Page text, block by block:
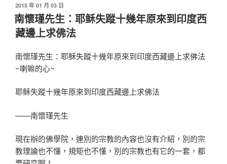
發
佈
於
2015 年 01 月 03 日
南懷瑾先生：耶稣失蹤十幾年原來到印度西
藏邊上求佛法
南懷瑾先生：耶稣失蹤十幾年原來到印度西藏邊上求佛法
~喇嘛的心~
耶稣失蹤十幾年原來到印度西藏邊上求佛法
——南懷瑾先生
現在辦的佛學院，連別的宗教的內容也沒有介紹，別的宗
教理論也不懂，規矩也不懂，別的宗教也有它的一套，都